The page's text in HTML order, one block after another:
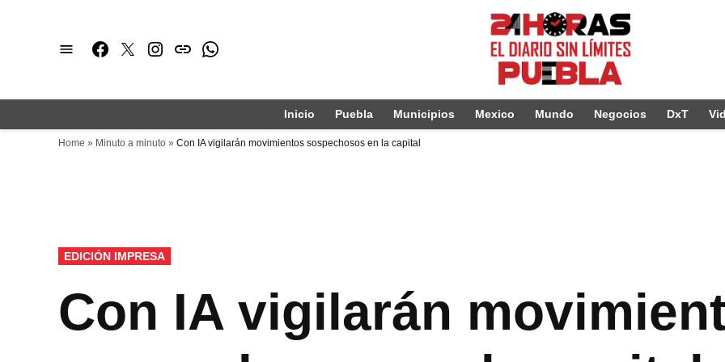
Facebook
TwitterInstagram
issuuWhatsapp
Inicio Puebla Municipios Mexico Mundo Negocios DxT
Home » Minuto a minuto » Con IA vigilarán movimientos sospechosos en la capital
PUBLICADO
EN
EDICIÓN IMPRESA
Con IA vigilarán